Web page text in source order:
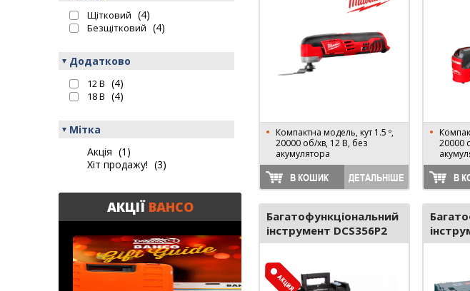
Компактна модель, кут 1.5 º,
20000 об/хв, 12 В, без
акумулятора
В КОШИК ДЕТАЛЬНІШЕ
20000
В
Багатофункціональний
інструмент DCS356P2
10,8 V-
Щітковий (4)
Безщітковий (4)
Додатково
12 В (4)
18 В (4)
Мітка
Акція (1)
Хіт продажу! (3)
АКЦІЇBAHCO